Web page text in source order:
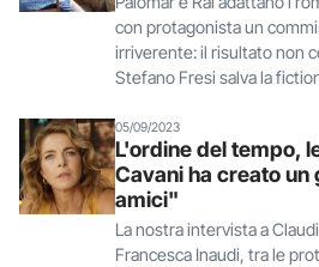
con protagonista un
irriverente: il risultato non
Stefano Fresi salva la
05/09/2023
L'ordine del tempo,
Cavani ha creato
amici"
La nostra intervista a
Francesca Inaudi, tra le